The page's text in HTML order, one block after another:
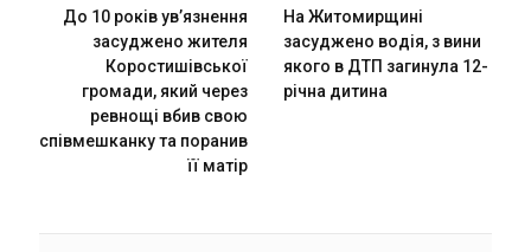
До 10 років ув’язнення
засуджено жителя
Коростишівської
громади, який через
ревнощі вбив свою
співмешканку та поранив
її матір
На Житомирщині
засуджено водія, з вини
якого в ДТП загинула 12-
річна дитина